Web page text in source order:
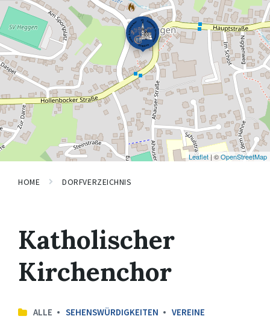
Leaflet | ©OpenStreetMap
HOME DORFVERZEICHNIS
Katholischer
Kirchenchor
ALLE SEHENSWÜRDIGKEITEN VEREINE